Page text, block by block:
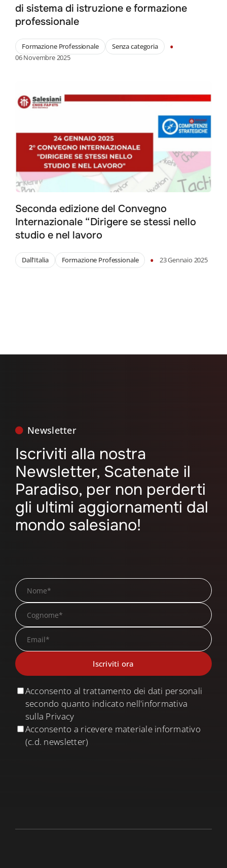
di sistema di istruzione e formazione
professionale
Formazione Professionale Senza categoria •
06 Novembre 2025
Seconda edizione del Convegno
Internazionale “Dirigere se stessi nello
studio e nel lavoro
Dall'Italia Formazione Professionale • 23 Gennaio 2025
Newsletter
Iscriviti alla nostra
Newsletter, Scatenate il
Paradiso, per non perderti
gli ultimi aggiornamenti dal
mondo salesiano!
Acconsento al trattamento dei dati personali
secondo quanto indicato nell'informativa
sulla Privacy
Acconsento a ricevere materiale informativo
(c.d. newsletter)